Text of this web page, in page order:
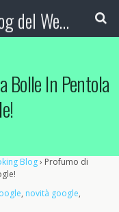
Booking Blog™ - Il blog del Web Marketing Turistico
Bolle In Pentola
Blog› Profumo di
, novità google,